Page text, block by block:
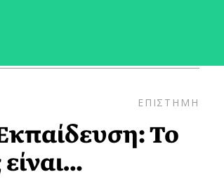
ΕΠΙΣΤΗΜΗ
Το